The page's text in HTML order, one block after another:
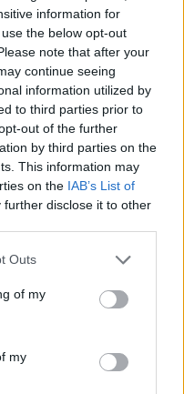
information for
the below opt-out
note that after your
continue seeing
information utilized by
to third parties prior to
out of the further
by third parties on the
This information may
on the IAB’s List of
further disclose it to other
Outs
of my
my
години
сладолед в
първи път